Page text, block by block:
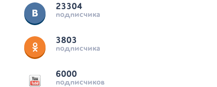
23304
подписчика
3803
подписчика
6000
подписчиков